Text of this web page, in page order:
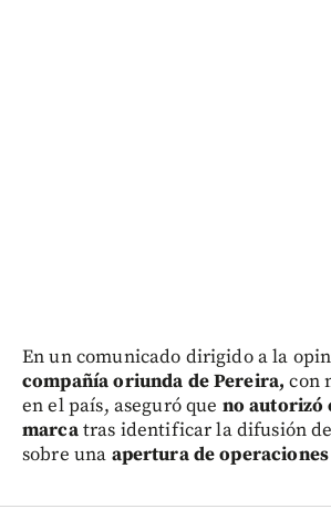
En un comunicado dirigido a la
compañía oriunda de Pereira,con
en el país, aseguró que no autorizó
marcatras identificar la difusión
sobre una apertura de